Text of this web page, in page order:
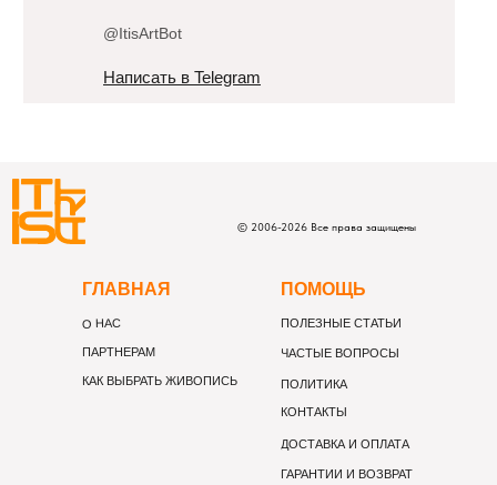
Написать в Telegram
@ItisArtBot
О НАС
ГЛАВНАЯ ПОМОЩЬ
ЧАСТЫЕ ВОПРОСЫ
ПОЛЕЗНЫЕ СТАТЬИ
КАК ВЫБРАТЬ ЖИВОПИСЬ
ПАРТНЕРАМ
КОНТАКТЫ
ДОСТАВКА И ОПЛАТА
ГАРАНТИИ И ВОЗВРАТ
© 2006-2026 Все права защищены
ПОЛИТИКА